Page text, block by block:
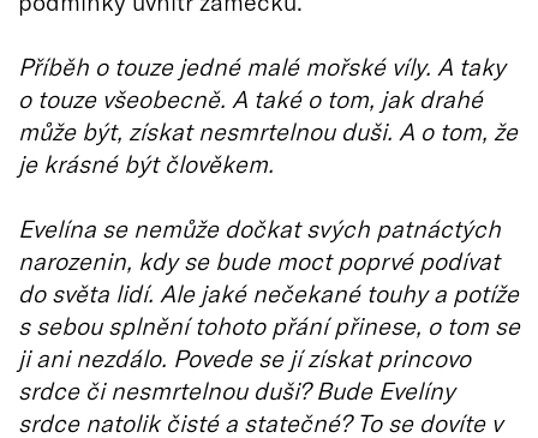
Příběh o touze jedné malé mořské víly. A taky
o touze všeobecně. A také o tom, jak drahé
může být, získat nesmrtelnou duši. A o tom, že
je krásné být člověkem.
Evelína se nemůže dočkat svých patnáctých
narozenin, kdy se bude moct poprvé podívat
do světa lidí. Ale jaké nečekané touhy a potíže
s sebou splnění tohoto přání přinese, o tom se
ji ani nezdálo. Povede se jí získat princovo
srdce či nesmrtelnou duši? Bude Evelíny
srdce natolik čisté a statečné? To se dovíte v